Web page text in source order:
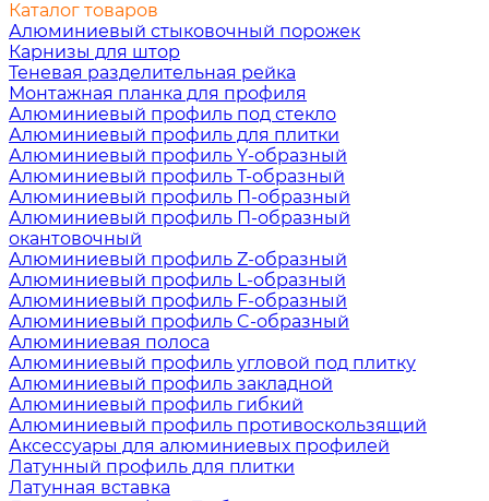
Каталог товаров
Алюминиевый стыковочный порожек
Карнизы для штор
Теневая разделительная рейка
Монтажная планка для профиля
Алюминиевый профиль под стекло
Алюминиевый профиль для плитки
Алюминиевый профиль Y-образный
Алюминиевый профиль Т-образный
Алюминиевый профиль П-образный
Алюминиевый профиль П-образный
окантовочный
Алюминиевый профиль Z-образный
Алюминиевый профиль L-образный
Алюминиевый профиль F-образный
Алюминиевый профиль C-образный
Алюминиевая полоса
Алюминиевый профиль угловой под плитку
Алюминиевый профиль закладной
Алюминиевый профиль гибкий
Алюминиевый профиль противоскользящий
Аксессуары для алюминиевых профилей
Латунный профиль для плитки
Латунная вставка